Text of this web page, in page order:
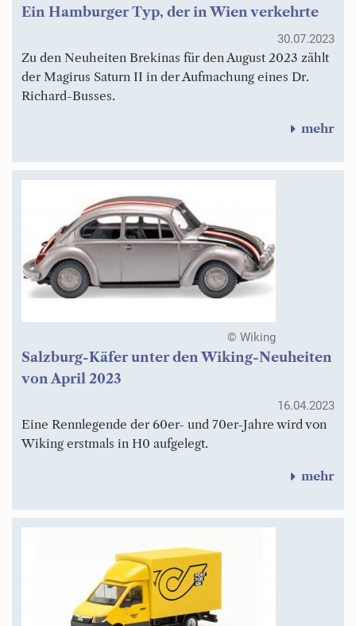
Ein Hamburger Typ, der in Wien verkehrte
30.07.2023
Zu den Neuheiten Brekinas für den August 2023 zählt
der Magirus Saturn II in der Aufmachung eines Dr.
Richard-Busses.
mehr
© Wiking
Salzburg-Käfer unter den Wiking-Neuheiten
von April 2023
16.04.2023
Eine Rennlegende der 60er- und 70er-Jahre wird von
Wiking erstmals in H0 aufgelegt.
mehr